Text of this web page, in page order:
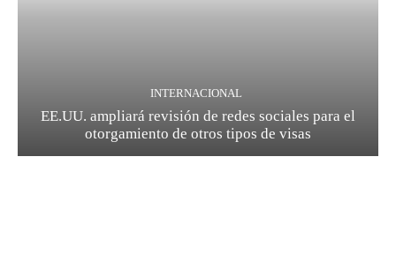
INTERNACIONAL
EE.UU. ampliará revisión de redes sociales para el
otorgamiento de otros tipos de visas